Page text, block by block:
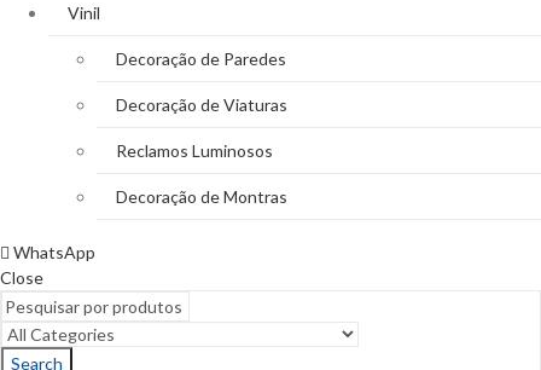
Vinil
Decoração de Paredes
Decoração de Viaturas
Reclamos Luminosos
Decoração de Montras
WhatsApp
Close
Search